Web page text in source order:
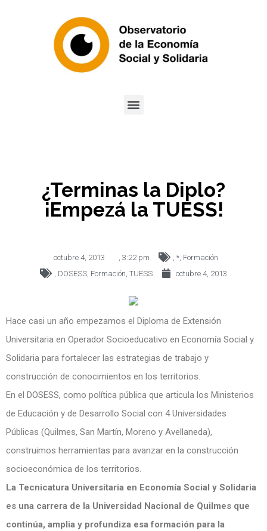
¿Terminas la Diplo?
¡Empezá la TUESS!
octubre 4, 2013 3:22 pm * Formación
DOSESS Formación TUESS octubre 4, 2013
Hace casi un año empezamos el Diploma de Extensión
Universitaria en Operador Socioeducativo en Economía Social y
Solidaria para fortalecer las estrategias de trabajo y
construcción de conocimientos en los territorios.
En el DOSESS, como política pública que articula los Ministerios
de Educación y de Desarrollo Social con 4 Universidades
Públicas (Quilmes, San Martín, Moreno y Avellaneda),
construimos herramientas para avanzar en la construcción
socioeconómica de los territorios.
La Tecnicatura Universitaria en Economía Social y Solidaria
es una carrera de la Universidad Nacional de Quilmes que
continúa, amplia y profundiza esa formación para la